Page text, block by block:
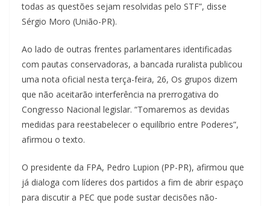
todas as questões sejam resolvidas pelo STF”, disse
Sérgio Moro (União-PR).
Ao lado de outras frentes parlamentares identificadas
com pautas conservadoras, a bancada ruralista publicou
uma nota oficial nesta terça-feira, 26, Os grupos dizem
que não aceitarão interferência na prerrogativa do
Congresso Nacional legislar. “Tomaremos as devidas
medidas para reestabelecer o equilíbrio entre Poderes”,
afirmou o texto.
O presidente da FPA, Pedro Lupion (PP-PR), afirmou que
já dialoga com líderes dos partidos a fim de abrir espaço
para discutir a PEC que pode sustar decisões não-